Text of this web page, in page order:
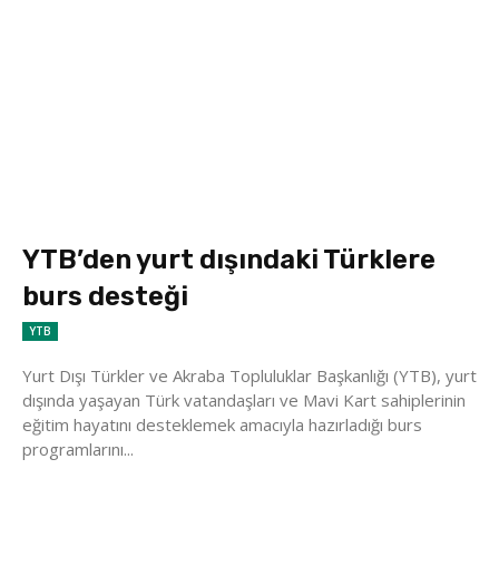
YTB’den yurt dışındaki Türklere
burs desteği
YTB
Yurt Dışı Türkler ve Akraba Topluluklar Başkanlığı (YTB), yurt
dışında yaşayan Türk vatandaşları ve Mavi Kart sahiplerinin
eğitim hayatını desteklemek amacıyla hazırladığı burs
programlarını...